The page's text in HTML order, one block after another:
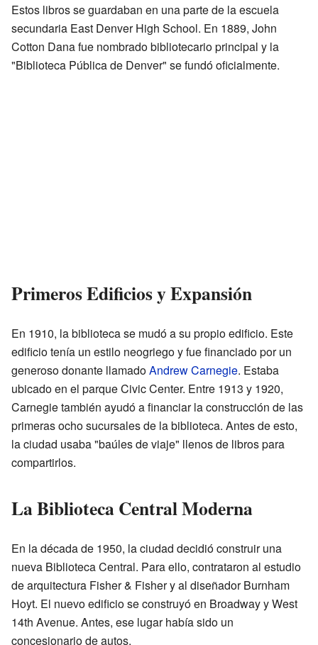
Estos libros se guardaban en una parte de la escuela
secundaria East Denver High School. En 1889, John
Cotton Dana fue nombrado bibliotecario principal y la
"Biblioteca Pública de Denver" se fundó oficialmente.
Primeros Edificios y Expansión
En 1910, la biblioteca se mudó a su propio edificio. Este
edificio tenía un estilo neogriego y fue financiado por un
generoso donante llamadoAndrew Carnegie. Estaba
ubicado en el parque Civic Center. Entre 1913 y 1920,
Carnegie también ayudó a financiar la construcción de las
primeras ocho sucursales de la biblioteca. Antes de esto,
la ciudad usaba "baúles de viaje" llenos de libros para
compartirlos.
La Biblioteca Central Moderna
En la década de 1950, la ciudad decidió construir una
nueva Biblioteca Central. Para ello, contrataron al estudio
de arquitectura Fisher & Fisher y al diseñador Burnham
Hoyt. El nuevo edificio se construyó en Broadway y West
14th Avenue. Antes, ese lugar había sido un
concesionario de autos.